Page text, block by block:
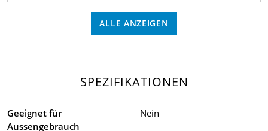
ALLE ANZEIGEN
SPEZIFIKATIONEN
Geeignet für
Aussengebrauch
Nein